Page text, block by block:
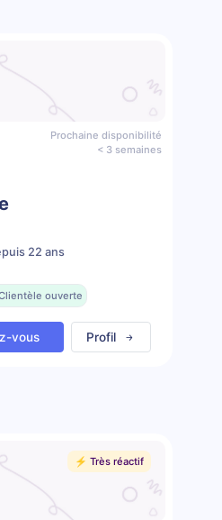
Prochaine disponibilité
< 3 semaines
22 ans
ouverte
vous Profil
⚡️ Très réactif